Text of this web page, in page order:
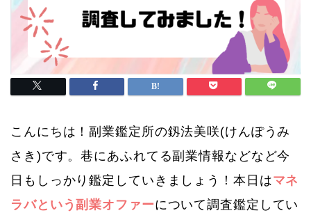
こんにちは！副業鑑定所の釼法美咲(けんぽうみ
さき)です。巷にあふれてる副業情報などなど今
日もしっかり鑑定していきましょう！本日はマネ
ラバという副業オファーについて調査鑑定してい